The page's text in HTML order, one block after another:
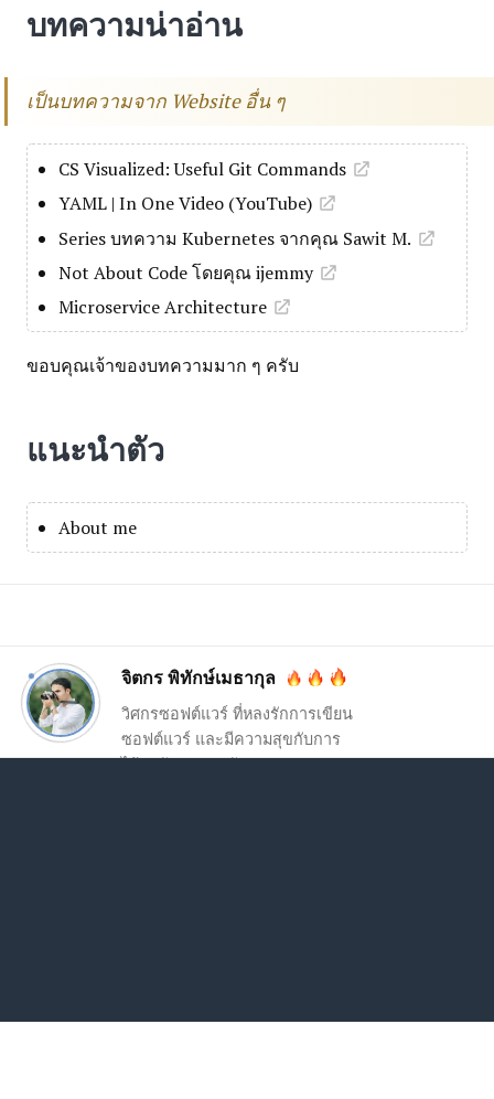
บทความน่าอ่าน
เป็นบทความจาก Website อื่น ๆ
CS Visualized: Useful Git Commands
YAML | In One Video (YouTube)
Series บทความ Kubernetes จากคุณ Sawit M.
Not About Code โดยคุณ ijemmy
Microservice Architecture
ขอบคุณเจ้าของบทความมาก ๆ ครับ
แนะนำตัว
About me
จิตกร พิทักษ์เมธากุล
วิศกรซอฟต์แวร์ ที่หลงรักการเขียน
ซอฟต์แวร์ และมีความสุขกับการ
ได้อยู่กับครอบครัว ♥️